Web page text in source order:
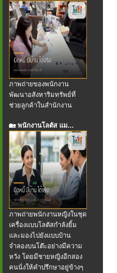
ภาพถ่ายของพนักงาน
พัฒนาอสังหาริมทรัพย์ที่
ช่วยลูกค้าในสำนักงาน
🏡 พนักงานโลตัส แม...
ภาพถ่ายพนักงานหญิงในชุด
เครื่องแบบโลตัสกำลังยิ้ม
และมองไปยังแบบบ้าน
จำลองบนโต๊ะอย่างมีความ
หวัง โดยมีชายหญิงอีกสอง
คนนั่งให้คำปรึกษาอยู่ข้างๆ